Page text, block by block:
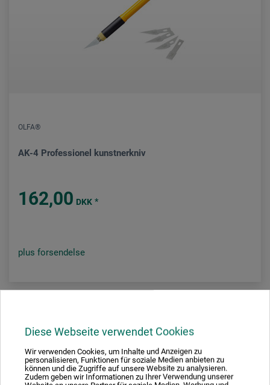
Diese Webseite verwendet Cookies
Wir verwenden Cookies, um Inhalte und Anzeigen zu
personalisieren, Funktionen für soziale Medien anbieten zu
können und die Zugriffe auf unsere Website zu analysieren.
Zudem geben wir Informationen zu Ihrer Verwendung unserer
OLFA®
AK-4 Professionel kunstnerkniv
162,00 DKK *
plus forsendelse